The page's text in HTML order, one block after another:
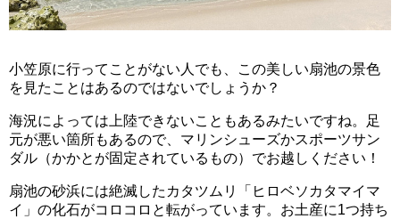
小笠原に行ってことがない人でも、この美しい扇池の景色
を見たことはあるのではないでしょうか？
海況によっては上陸できないこともあるみたいですね。足
元が悪い箇所もあるので、マリンシューズかスポーツサン
ダル（かかとが固定されているもの）でお越しください！
扇池の砂浜には絶滅したカタツムリ「ヒロベソカタマイマ
イ」の化石がコロコロと転がっています。お土産に1つ持ち